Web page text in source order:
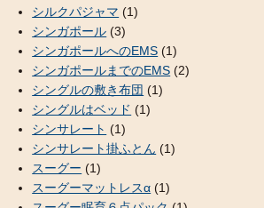
シルクパジャマ (1)
シンガポール (3)
シンガポールへのEMS (1)
シンガポールまでのEMS (2)
シングルの敷き布団 (1)
シングルはベッド (1)
シンサレート (1)
シンサレート掛ふとん (1)
スーグー (1)
スーグーマットレスα (1)